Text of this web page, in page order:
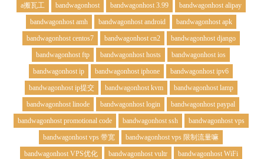
a搬瓦工
bandwagonhost bandwagonhost 3.99
bandwagonhost alipay
bandwagonhost amh
bandwagonhost android
bandwagonhost apk
bandwagonhost centos7
bandwagonhost cn2
bandwagonhost django
bandwagonhost ftp
bandwagonhost hosts
bandwagonhost ios
bandwagonhost ip
bandwagonhost iphone
bandwagonhost ipv6
bandwagonhost ip提交
bandwagonhost kvm
bandwagonhost lamp
bandwagonhost linode
bandwagonhost login
bandwagonhost paypal
bandwagonhost promotional code
bandwagonhost ssh
bandwagonhost vps
bandwagonhost vps 带宽
bandwagonhost vps 限制流量嘛
bandwagonhost VPS优化
bandwagonhost vultr
bandwagonhost WiFi